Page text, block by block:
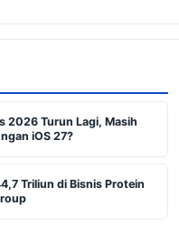
2026 Turun Lagi, Masih
iOS 27?
Triliun di Bisnis Protein